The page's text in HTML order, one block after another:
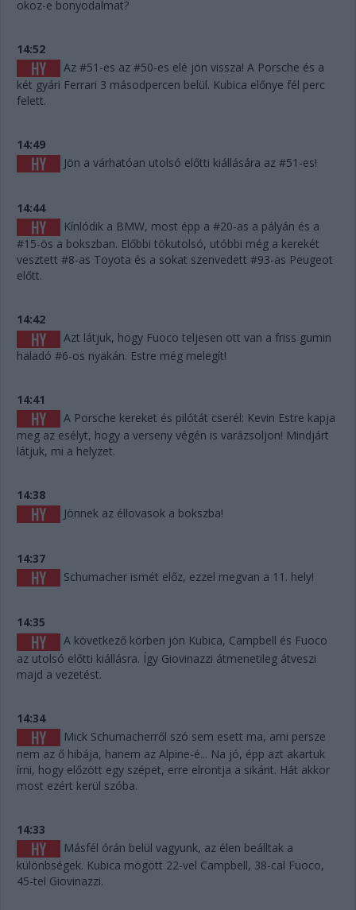
okoz-e bonyodalmat?
14:52
Az #51-es az #50-es elé jön vissza! A Porsche és a
két gyári Ferrari 3 másodpercen belül. Kubica előnye fél perc
felett.
14:49
Jön a várhatóan utolsó előtti kiállására az #51-es!
14:44
Kínlódik a BMW, most épp a #20-as a pályán és a
#15-ös a bokszban. Előbbi tökutolsó, utóbbi még a kerekét
vesztett #8-as Toyota és a sokat szenvedett #93-as Peugeot
előtt.
14:42
Azt látjuk, hogy Fuoco teljesen ott van a friss gumin
haladó #6-os nyakán. Estre még melegít!
14:41
A Porsche kereket és pilótát cserél: Kevin Estre kapja
meg az esélyt, hogy a verseny végén is varázsoljon! Mindjárt
látjuk, mi a helyzet.
14:38
Jönnek az éllovasok a bokszba!
14:37
Schumacher ismét előz, ezzel megvan a 11. hely!
14:35
A következő körben jön Kubica, Campbell és Fuoco
az utolsó előtti kiállásra. Így Giovinazzi átmenetileg átveszi
majd a vezetést.
14:34
Mick Schumacherről szó sem esett ma, ami persze
nem az ő hibája, hanem az Alpine-é... Na jó, épp azt akartuk
írni, hogy előzött egy szépet, erre elrontja a sikánt. Hát akkor
most ezért kerül szóba.
14:33
Másfél órán belül vagyunk, az élen beálltak a
különbségek. Kubica mögött 22-vel Campbell, 38-cal Fuoco,
45-tel Giovinazzi.